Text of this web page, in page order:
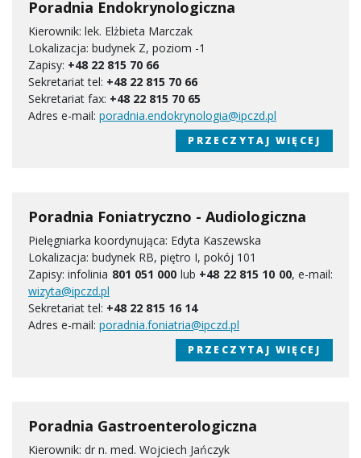
Poradnia Endokrynologiczna
Kierownik: lek. Elżbieta Marczak
Lokalizacja: budynek Z, poziom -1
Zapisy: +48 22 815 70 66
Sekretariat tel: +48 22 815 70 66
Sekretariat fax: +48 22 815 70 65
Adres e-mail: poradnia.endokrynologia@ipczd.pl
PRZECZYTAJ WIĘCEJ
Poradnia Foniatryczno - Audiologiczna
Pielęgniarka koordynująca: Edyta Kaszewska
Lokalizacja: budynek RB, piętro I, pokój 101
Zapisy: infolinia 801 051 000 lub +48 22 815 10 00, e-mail:
wizyta@ipczd.pl
Sekretariat tel: +48 22 815 16 14
Adres e-mail: poradnia.foniatria@ipczd.pl
PRZECZYTAJ WIĘCEJ
Poradnia Gastroenterologiczna
Kierownik: dr n. med. Wojciech Jańczyk